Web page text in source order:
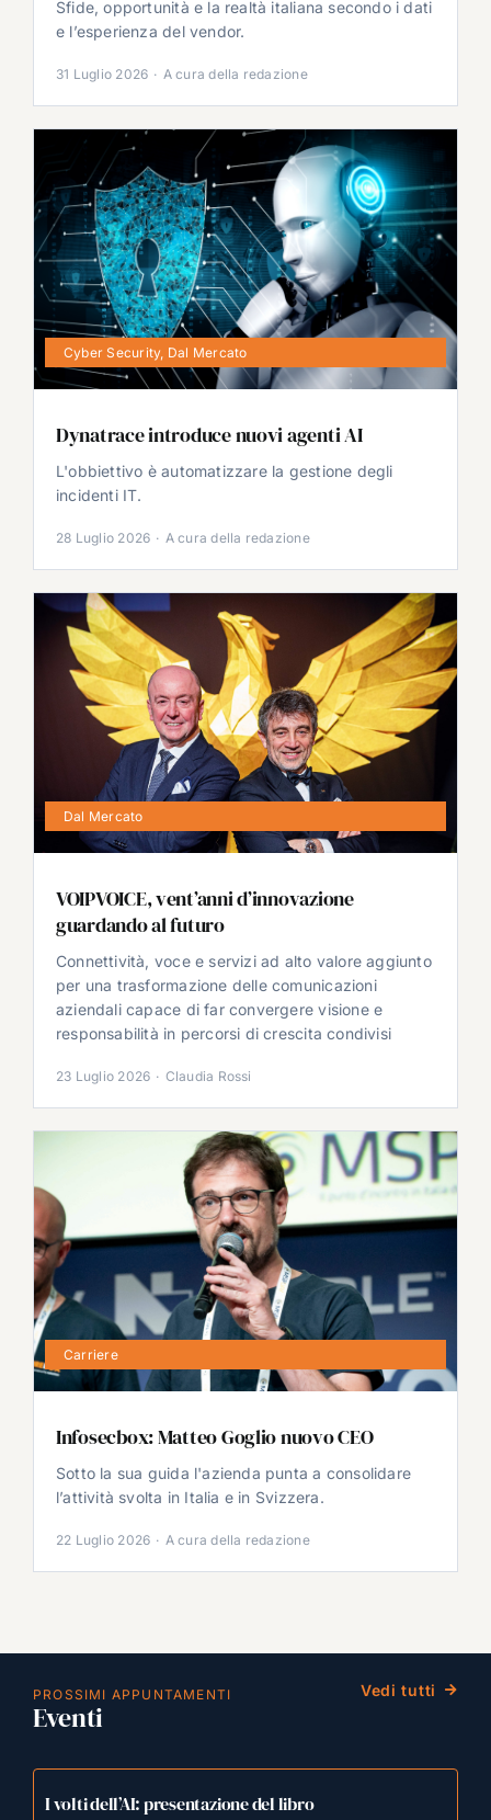
Sfide, opportunità e la realtà italiana secondo i dati
e l’esperienza del vendor.
31 Luglio 2026 · A cura della redazione
Cyber Security, Dal Mercato
Dynatrace introduce nuovi agenti AI
L'obbiettivo è automatizzare la gestione degli
incidenti IT.
28 Luglio 2026 · A cura della redazione
Dal Mercato
VOIPVOICE, vent’anni d’innovazione
guardando al futuro
Connettività, voce e servizi ad alto valore aggiunto
per una trasformazione delle comunicazioni
aziendali capace di far convergere visione e
responsabilità in percorsi di crescita condivisi
23 Luglio 2026 · Claudia Rossi
Carriere
Infosecbox: Matteo Goglio nuovo CEO
Sotto la sua guida l'azienda punta a consolidare
l’attività svolta in Italia e in Svizzera.
22 Luglio 2026 · A cura della redazione
PROSSIMI APPUNTAMENTI
Eventi
Vedi tutti
I volti dell’AI: presentazione del libro